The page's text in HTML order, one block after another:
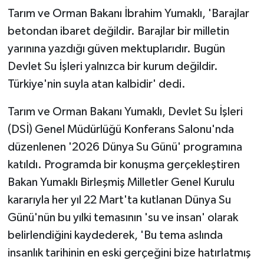
Tarım ve Orman Bakanı İbrahim Yumaklı, 'Barajlar
betondan ibaret değildir. Barajlar bir milletin
yarınına yazdığı güven mektuplarıdır. Bugün
Devlet Su İşleri yalnızca bir kurum değildir.
Türkiye'nin suyla atan kalbidir' dedi.
Tarım ve Orman Bakanı Yumaklı, Devlet Su İşleri
(DSİ) Genel Müdürlüğü Konferans Salonu'nda
düzenlenen '2026 Dünya Su Günü' programına
katıldı. Programda bir konuşma gerçekleştiren
Bakan Yumaklı Birleşmiş Milletler Genel Kurulu
kararıyla her yıl 22 Mart'ta kutlanan Dünya Su
Günü'nün bu yılki temasının 'su ve insan' olarak
belirlendiğini kaydederek, 'Bu tema aslında
insanlık tarihinin en eski gerçeğini bize hatırlatmış